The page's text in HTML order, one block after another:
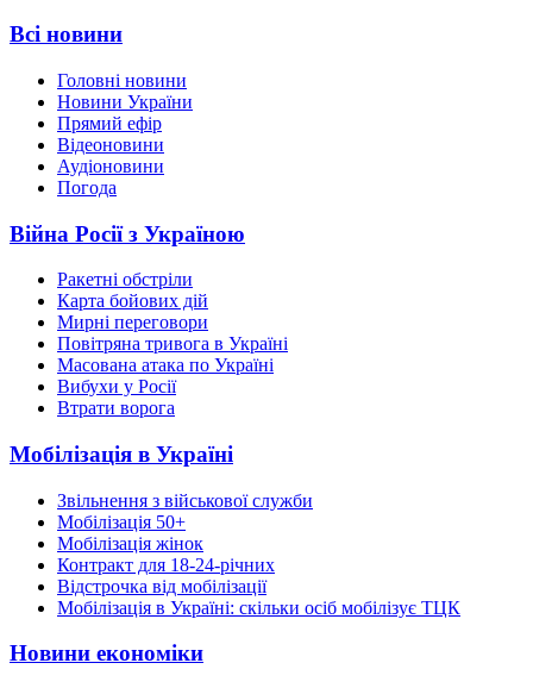
Всі новини
Головні новини
Новини України
Прямий ефір
Відеоновини
Аудіоновини
Погода
Війна Росії з Україною
Ракетні обстріли
Карта бойових дій
Мирні переговори
Повітряна тривога в Україні
Масована атака по Україні
Вибухи у Росії
Втрати ворога
Мобілізація в Україні
Звільнення з військової служби
Мобілізація 50+
Мобілізація жінок
Контракт для 18-24-річних
Відстрочка від мобілізації
Мобілізація в Україні: скільки осіб мобілізує ТЦК
Новини економіки